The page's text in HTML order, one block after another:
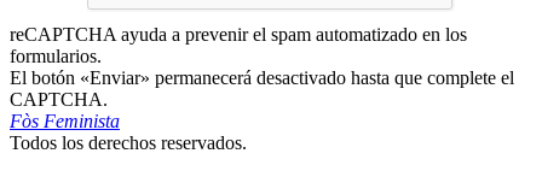
reCAPTCHA ayuda a prevenir el spam automatizado en los
formularios.
El botón «Enviar» permanecerá desactivado hasta que complete el
CAPTCHA.
Fòs Feminista
Todos los derechos reservados.